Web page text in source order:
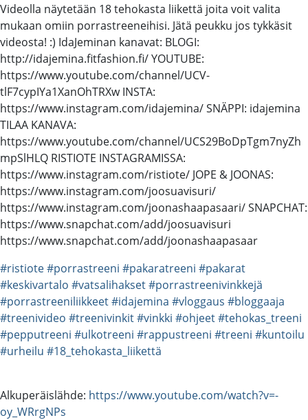
Videolla näytetään 18 tehokasta liikettä joita voit valita
mukaan omiin porrastreeneihisi. Jätä peukku jos tykkäsit
videosta! :) IdaJeminan kanavat: BLOGI:
http://idajemina.fitfashion.fi/ YOUTUBE:
https://www.youtube.com/channel/UCV-
tlF7cypIYa1XanOhTRXw INSTA:
https://www.instagram.com/idajemina/ SNÄPPI: idajemina
TILAA KANAVA:
https://www.youtube.com/channel/UCS29BoDpTgm7nyZh
mpSlHLQ RISTIOTE INSTAGRAMISSA:
https://www.instagram.com/ristiote/ JOPE & JOONAS:
https://www.instagram.com/joosuavisuri/
https://www.instagram.com/joonashaapasaari/ SNAPCHAT:
https://www.snapchat.com/add/joosuavisuri
https://www.snapchat.com/add/joonashaapasaar
#ristiote#porrastreeni #pakaratreeni #pakarat
#keskivartalo #vatsalihakset#porrastreenivinkkejä
#porrastreeniliikkeet#idajemina #vloggaus #bloggaaja
#treenivideo #treenivinkit#vinkki #ohjeet#tehokas_treeni
#pepputreeni #ulkotreeni #rappustreeni #treeni #kuntoilu
#urheilu #18_tehokasta_liikettä
Alkuperäislähde: https://www.youtube.com/watch?v=-
oy_WRrgNPs